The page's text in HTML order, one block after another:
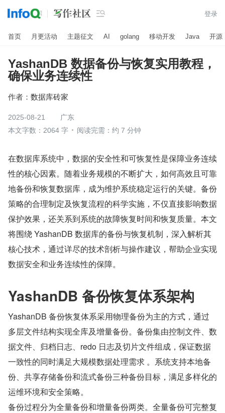
 登录
首页 月更活动 主题征文 AI golang 移动开发 Java 开源
YashanDB 数据备份与恢复实用教程，
确保业务连续性
作者： 数据库砖家
2025-08-21
广东
本文字数：2064 字
阅读完需：约 7 分钟
在数据库系统中，数据的安全性和可恢复性是保障业务连续
性的核心因素。随着业务规模的不断扩大，如何高效且可靠
地备份和恢复数据库，成为维护系统稳定运行的关键。备份
策略的合理制定及恢复流程的科学实施，不仅直接影响数据
保护效果，还关系到系统的故障恢复时间和恢复质量。本文
将围绕 YashanDB 数据库的备份与恢复机制，深入解析其
核心技术，通过详尽的技术剖析与操作建议，帮助企业实现
数据安全和业务连续性的保障。
YashanDB 备份恢复体系架构
YashanDB 备份恢复体系采用物理备份为主的方式，通过
多层文件结构实现全库及增量备份。备份集由控制文件、数
据文件、归档日志、redo 日志及切片文件组成，保证数据
一致性的同时满足大规模数据处理需求 。系统支持本地备
份、共享存储备份和流式备份三种备份目标，满足多样化的
运维环境和安全策略。
备份过程分为全量备份和增量备份两类。全量备份可完整复